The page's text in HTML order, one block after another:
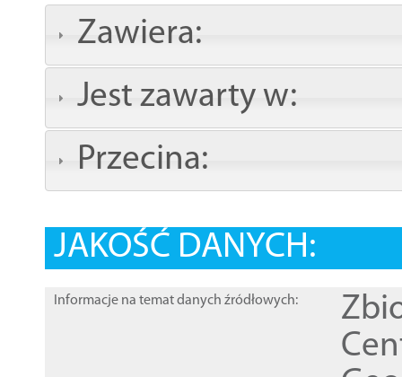
Zawiera:
Jest zawarty w:
Przecina:
JAKOŚĆ DANYCH:
Informacje na temat danych źródłowych: